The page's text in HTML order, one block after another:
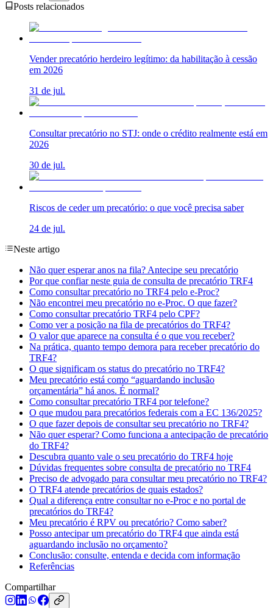
Posts relacionados
Vender precatório herdeiro legítimo: da habilitação à cessão
em 2026
31 de jul.
Consultar precatório no STJ: onde o crédito realmente está em
2026
30 de jul.
Riscos de ceder um precatório: o que você precisa saber
24 de jul.
Neste artigo
Não quer esperar anos na fila? Antecipe seu precatório
Por que confiar neste guia de consulta de precatório TRF4
Como consultar precatório no TRF4 pelo e-Proc?
Não encontrei meu precatório no e-Proc. O que fazer?
Como consultar precatório TRF4 pelo CPF?
Como ver a posição na fila de precatórios do TRF4?
O valor que aparece na consulta é o que vou receber?
Na prática, quanto tempo demora para receber precatório do
TRF4?
O que significam os status do precatório no TRF4?
Meu precatório está como “aguardando inclusão
orçamentária” há anos. É normal?
Como consultar precatório TRF4 por telefone?
O que mudou para precatórios federais com a EC 136/2025?
O que fazer depois de consultar seu precatório no TRF4?
Não quer esperar? Como funciona a antecipação de precatório
do TRF4?
Descubra quanto vale o seu precatório do TRF4 hoje
Dúvidas frequentes sobre consulta de precatório no TRF4
Preciso de advogado para consultar meu precatório no TRF4?
O TRF4 atende precatórios de quais estados?
Qual a diferença entre consultar no e-Proc e no portal de
precatórios do TRF4?
Meu precatório é RPV ou precatório? Como saber?
Posso antecipar um precatório do TRF4 que ainda está
aguardando inclusão no orçamento?
Conclusão: consulte, entenda e decida com informação
Referências
Compartilhar